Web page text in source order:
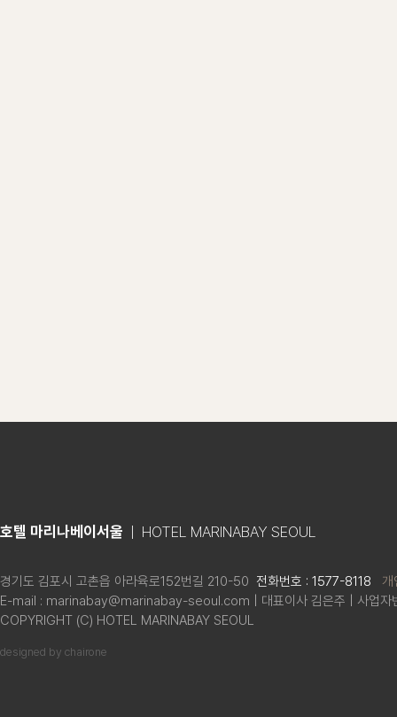
호텔 마리나베이서울 | HOTEL MARINABAY SEOUL
경기도 김포시 고촌읍 아라육로152번길 210-50 전화번호 : 1577-8118
개
E-mail : marinabay@marinabay-seoul.com
대표이사 김은주
사업
COPYRIGHT (C) HOTEL MARINABAY SEOUL
designed by chairone